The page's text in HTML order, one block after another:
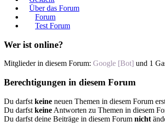
Über das Forum
Forum
Test Forum
Wer ist online?
Mitglieder in diesem Forum: Google [Bot] und 1
Berechtigungen in diesem Forum
Du darfst keine neuen Themen in diesem Forum
Du darfst keine Antworten zu Themen in diesem
Du darfst deine Beiträge in diesem Forum nicht